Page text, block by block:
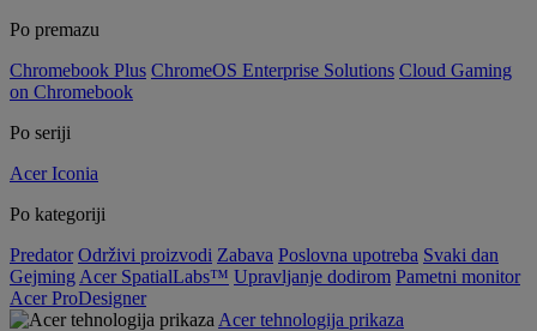
Po premazu
Chromebook Plus ChromeOS Enterprise Solutions Cloud Gaming
on Chromebook
Po seriji
Acer Iconia
Po kategoriji
Predator Održivi proizvodi Zabava Poslovna upotreba Svaki dan
Gejming Acer SpatialLabs™ Upravljanje dodirom Pametni monitor
Acer ProDesigner
Acer tehnologija prikaza